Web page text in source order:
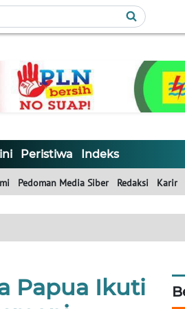
Peristiwa Indeks
Pedoman Media Siber Redaksi Karir
Papua Ikuti